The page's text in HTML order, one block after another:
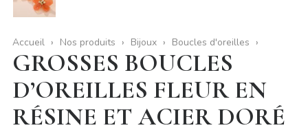
Accueil Nos produits Bijoux Boucles d'oreilles
GROSSES BOUCLES
D’OREILLES FLEUR EN
RÉSINE ET ACIER DORÉ